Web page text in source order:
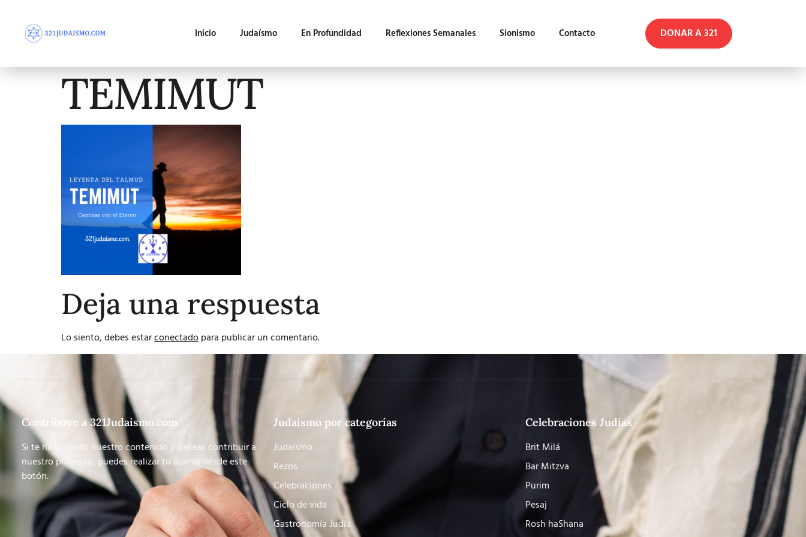
Inicio Judaísmo En Profundidad Reflexiones Semanales Sionismo Contacto DONAR A 321
TEMIMUT
Deja una respuesta
Lo siento, debes estarconectadopara publicar un comentario.
Contribuye a 321Judaismo.com
Si te ha gustado nuestro contenido y deseas contribuir a
nuestro proyecto, puedes realizar tu aporte desde este
botón.
Judaísmo por categorías
Judaísmo
Rezos
Celebraciones
Ciclo de vida
Gastronomía Judía
Celebraciones Judías
Brit Milá
Bar Mitzva
Purim
Pesaj
Rosh haShana